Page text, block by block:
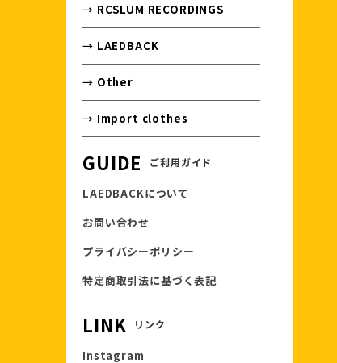
→ RCSLUM RECORDINGS
→ LAEDBACK
→ Other
→ Import clothes
GUIDE ご利用ガイド
LAEDBACKについて
お問い合わせ
プライバシーポリシー
特定商取引法に基づく表記
LINK リンク
Instagram